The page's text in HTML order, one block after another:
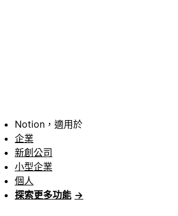
Notion，適用於
企業
新創公司
小型企業
個人
探索更多功能 →